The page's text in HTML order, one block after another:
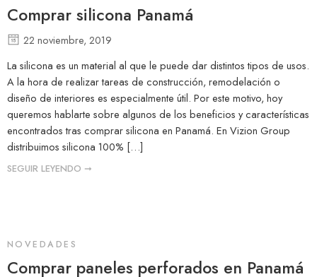
Comprar silicona Panamá
22 noviembre, 2019
La silicona es un material al que le puede dar distintos tipos de usos.
A la hora de realizar tareas de construcción, remodelación o
diseño de interiores es especialmente útil. Por este motivo, hoy
queremos hablarte sobre algunos de los beneficios y características
encontrados tras comprar silicona en Panamá. En Vizion Group
distribuimos silicona 100% […]
SEGUIR LEYENDO ➞
NOVEDADES
Comprar paneles perforados en Panamá